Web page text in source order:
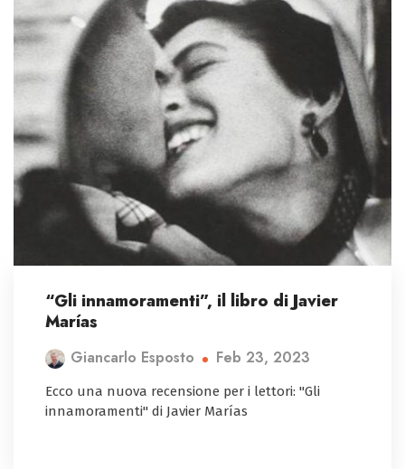
“Gli innamoramenti”, il libro di Javier
Marías
Giancarlo Esposto Feb 23, 2023
Ecco una nuova recensione per i lettori: "Gli
innamoramenti" di Javier Marías